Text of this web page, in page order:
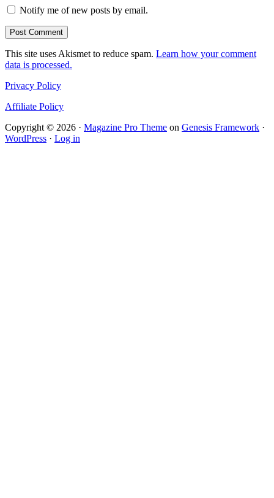
Notify me of new posts by email.
This site uses Akismet to reduce spam. Learn how your comment
data is processed.
Privacy Policy
Affiliate Policy
Copyright © 2026 · Magazine Pro Theme on Genesis Framework ·
WordPress · Log in